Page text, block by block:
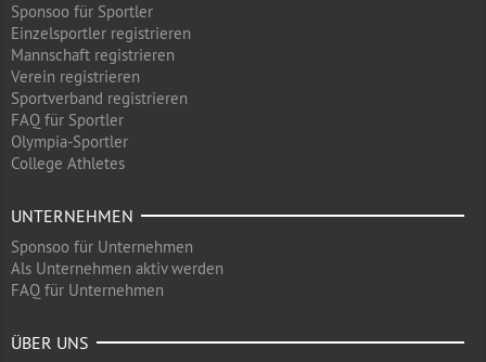
Sponsoo für Sportler
Einzelsportler registrieren
Mannschaft registrieren
Verein registrieren
Sportverband registrieren
FAQ für Sportler
Olympia-Sportler
College Athletes
UNTERNEHMEN
Sponsoo für Unternehmen
Als Unternehmen aktiv werden
FAQ für Unternehmen
ÜBER UNS